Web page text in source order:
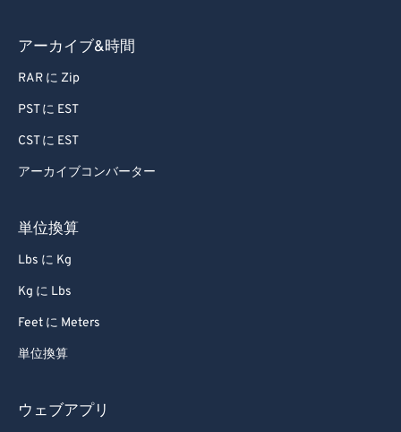
アーカイブ&時間
RAR に Zip
PST に EST
CST に EST
アーカイブコンバーター
単位換算
Lbs に Kg
Kg に Lbs
Feet に Meters
単位換算
ウェブアプリ